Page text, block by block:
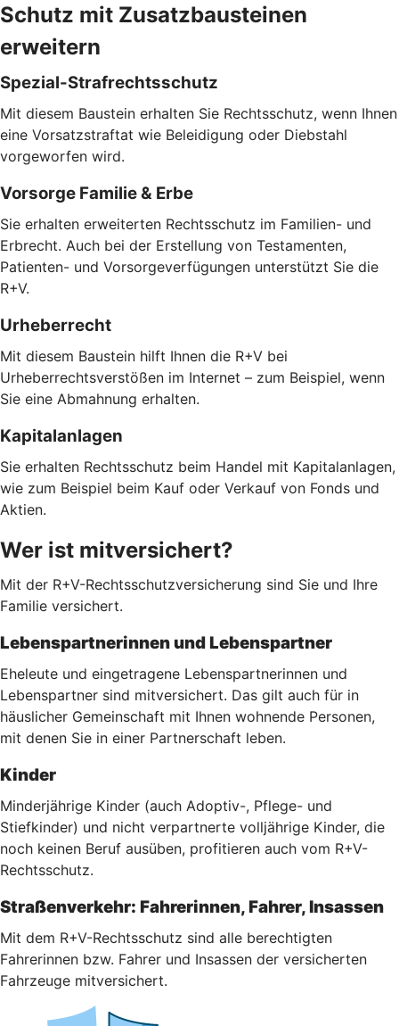
Schutz mit Zusatzbausteinen
erweitern
Spezial-Strafrechtsschutz
Mit diesem Baustein erhalten Sie Rechtsschutz, wenn Ihnen
eine Vorsatzstraftat wie Beleidigung oder Diebstahl
vorgeworfen wird.
Vorsorge Familie & Erbe
Sie erhalten erweiterten Rechtsschutz im Familien- und
Erbrecht. Auch bei der Erstellung von Testamenten,
Patienten- und Vorsorgeverfügungen unterstützt Sie die
R+V.
Urheberrecht
Mit diesem Baustein hilft Ihnen die R+V bei
Urheberrechtsverstößen im Internet – zum Beispiel, wenn
Sie eine Abmahnung erhalten.
Kapitalanlagen
Sie erhalten Rechtsschutz beim Handel mit Kapitalanlagen,
wie zum Beispiel beim Kauf oder Verkauf von Fonds und
Aktien.
Wer ist mitversichert?
Mit der R+V-Rechtsschutzversicherung sind Sie und Ihre
Familie versichert.
Lebenspartnerinnen und Lebenspartner
Eheleute und eingetragene Lebenspartnerinnen und
Lebenspartner sind mitversichert. Das gilt auch für in
häuslicher Gemeinschaft mit Ihnen wohnende Personen,
mit denen Sie in einer Partnerschaft leben.
Kinder
Minderjährige Kinder (auch Adoptiv-, Pflege- und
Stiefkinder) und nicht verpartnerte volljährige Kinder, die
noch keinen Beruf ausüben, profitieren auch vom R+V-
Rechtsschutz.
Straßenverkehr: Fahrerinnen, Fahrer, Insassen
Mit dem R+V-Rechtsschutz sind alle berechtigten
Fahrerinnen bzw. Fahrer und Insassen der versicherten
Fahrzeuge mitversichert.